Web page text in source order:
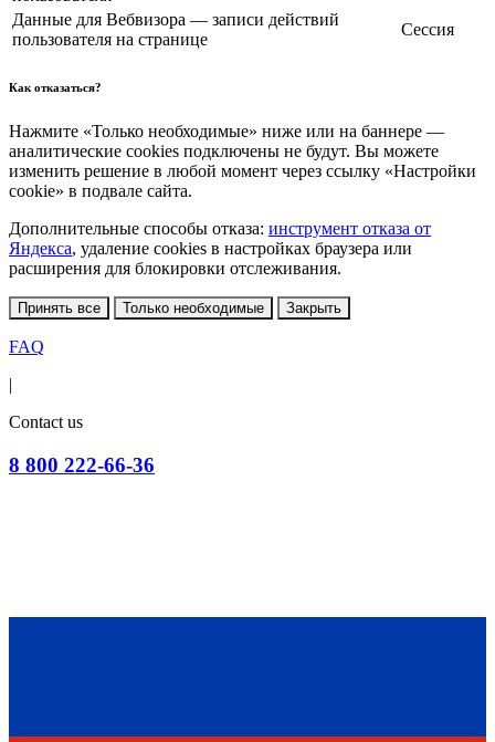
Данные для Вебвизора — записи действий
пользователя на странице
Сессия
Как отказаться?
Нажмите «Только необходимые» ниже или на баннере —
аналитические cookies подключены не будут. Вы можете
изменить решение в любой момент через ссылку «Настройки
cookie» в подвале сайта.
Дополнительные способы отказа: инструмент отказа от
Яндекса, удаление cookies в настройках браузера или
расширения для блокировки отслеживания.
Принять все Только необходимые Закрыть
FAQ
|
Contact us
8 800 222-66-36